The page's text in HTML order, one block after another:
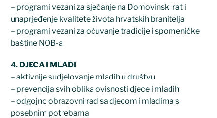
– programi vezani za sjećanje na Domovinski rat i
unaprjeđenje kvalitete života hrvatskih branitelja
– programi vezani za očuvanje tradicije i spomeničke
baštine NOB-a
4. DJECA I MLADI
– aktivnije sudjelovanje mladih u društvu
– prevencija svih oblika ovisnosti djece i mladih
– odgojno obrazovni rad sa djecom i mladima s
posebnim potrebama